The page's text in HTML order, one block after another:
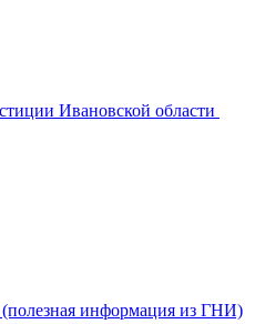
информация из ГНИ)